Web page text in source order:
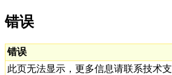
错误
错误
此页无法显示，更多信息请联系技术支